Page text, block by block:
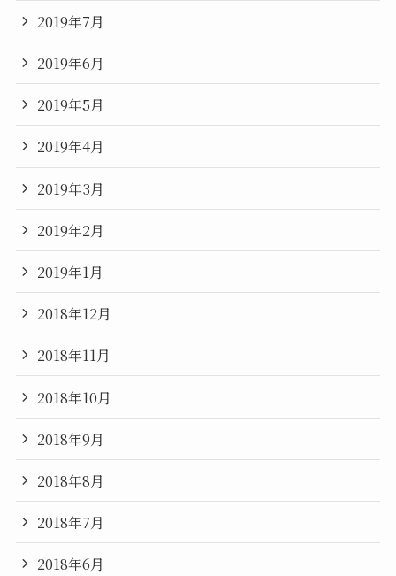
2019年7月
2019年6月
2019年5月
2019年4月
2019年3月
2019年2月
2019年1月
2018年12月
2018年11月
2018年10月
2018年9月
2018年8月
2018年7月
2018年6月